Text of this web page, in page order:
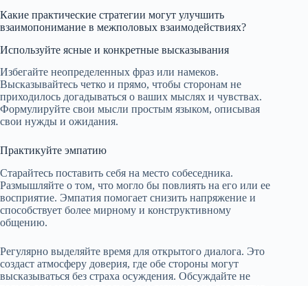
Какие практические стратегии могут улучшить
взаимопонимание в межполовых взаимодействиях?
Используйте ясные и конкретные высказывания
Избегайте неопределенных фраз или намеков.
Высказывайтесь четко и прямо, чтобы сторонам не
приходилось догадываться о ваших мыслях и чувствах.
Формулируйте свои мысли простым языком, описывая
свои нужды и ожидания.
Практикуйте эмпатию
Старайтесь поставить себя на место собеседника.
Размышляйте о том, что могло бы повлиять на его или ее
восприятие. Эмпатия помогает снизить напряжение и
способствует более мирному и конструктивному
общению.
Регулярно выделяйте время для открытого диалога. Это
создаст атмосферу доверия, где обе стороны могут
высказываться без страха осуждения. Обсуждайте не